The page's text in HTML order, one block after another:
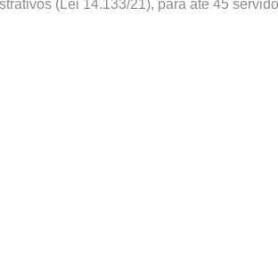
(Lei 14.133/21), para até 45